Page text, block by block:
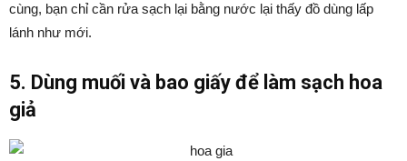
cùng, bạn chỉ cần rửa sạch lại bằng nước lại thấy đồ dùng lấp
lánh như mới.
5. Dùng muối và bao giấy để làm sạch hoa
giả